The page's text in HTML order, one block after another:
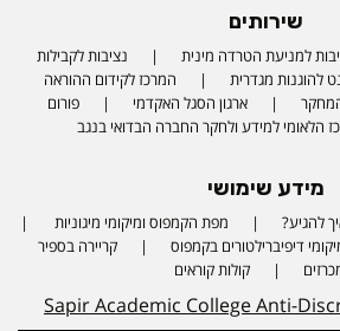
שירותים
למניעת הטרדה מינית
נציבות לקבילות
להוגנות מגדרית
המרכז לקידום ההוראה
ארגון הסגל האקדמי
פורום
הלאומי למידע ולחקר החברה הבדואי בנגב
מידע שימושי
להגיע?
מפת הקמפוס ומיקומי מיגוניות
דיפיברילטורים בקמפוס
קריירה בספיר
קולות קוראים
Sapir Academic College Anti-
Phone number